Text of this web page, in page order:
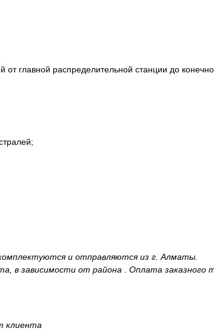
главной распределительной станции до
и отправляются из г. Алматы.
зависимости от района . Оплата заказного
клиента